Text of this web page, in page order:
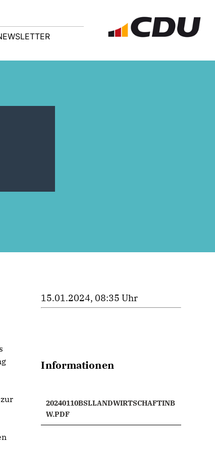
15.01.2024, 08:35 Uhr
Informationen
20240110BSLLANDWIRTSCHAFTINB
W.PDF